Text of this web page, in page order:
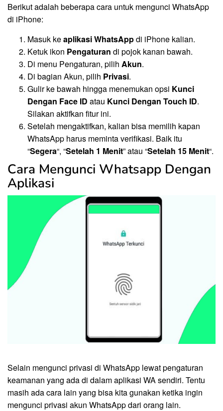
Berikut adalah beberapa cara untuk mengunci WhatsApp
di iPhone:
Masuk keaplikasi WhatsAppdi iPhone kalian.
Ketuk ikon Pengaturan di pojok kanan bawah.
Di menu Pengaturan, pilih Akun.
Di bagian Akun, pilih Privasi.
Gulir ke bawah hingga menemukan opsi Kunci
Dengan Face ID atau Kunci Dengan Touch ID.
Silakan aktifkan fitur ini.
Setelah mengaktifkan, kalian bisa memilih kapan
WhatsApp harus meminta verifikasi. Baik itu
“Segera“, “Setelah 1 Menit” atau “Setelah 15 Menit“.
Cara Mengunci Whatsapp Dengan
Aplikasi
Selain mengunci privasi di WhatsApp lewat pengaturan
keamanan yang ada di dalam aplikasi WA sendiri. Tentu
masih ada cara lain yang bisa kita gunakan ketika ingin
mengunci privasi akun WhatsApp dari orang lain.